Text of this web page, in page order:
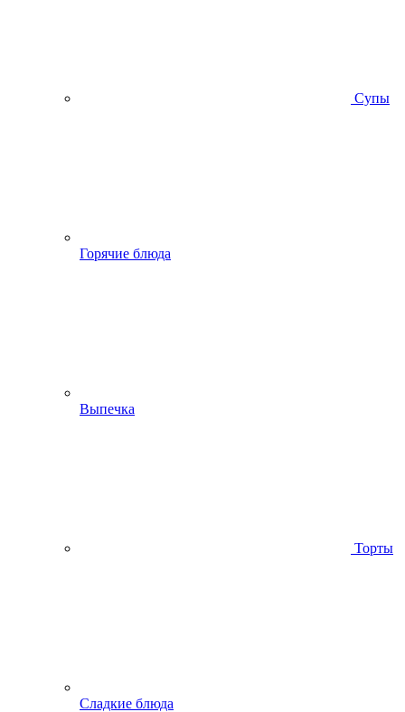
Супы
Горячие блюда
Выпечка
Торты
Сладкие блюда